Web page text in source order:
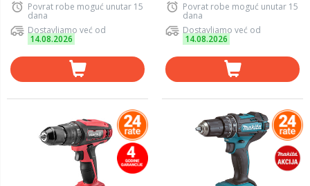
Povrat robe moguć unutar 15
dana
Dostavljamo već od
14.08.2026
Povrat robe moguć unutar 15
dana
Dostavljamo već od
14.08.2026